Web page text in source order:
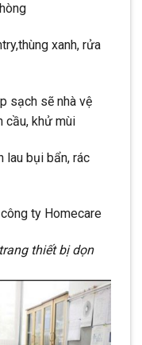
xanh, rửa
sạch sẽ nhà vệ
cầu, khử mùi
lau bụi bẩn, rác
ty Homecare
thiết bị dọn